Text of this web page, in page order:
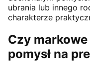
ubrania lub innego
charakterze
Czy
pomysł na